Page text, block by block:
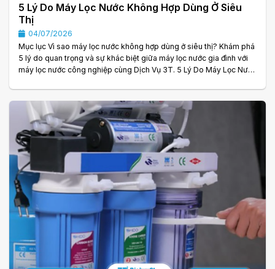
5 Lý Do Máy Lọc Nước Không Hợp Dùng Ở Siêu
Thị
04/07/2026
Mục lục Vì sao máy lọc nước không hợp dùng ở siêu thị? Khám phá
5 lý do quan trọng và sự khác biệt giữa máy lọc nước gia đình với
máy lọc nước công nghiệp cùng Dịch Vụ 3T. 5 Lý Do Máy Lọc Nước
cấp nguồn nước sạch, an toàn cho người sử dụng. Tuy nhiên, nhiều
người thắc mắc vì sao tại các siêu thị, trung tâm thương mại hay
cửa. . .